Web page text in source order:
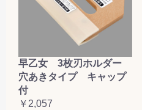
早乙女 3枚刃ホルダー
穴あきタイプ キャップ
付
￥2,057